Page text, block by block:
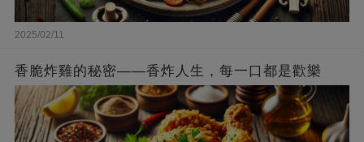
2025/02/11
香脆炸雞的秘密——香炸人生，每一口都是歡樂